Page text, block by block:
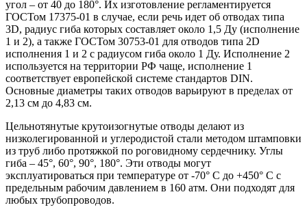
угол – от 40 до 180°. Их изготовление регламентируется
ГОСТом 17375-01 в случае, если речь идет об отводах типа
3D, радиус гиба которых составляет около 1,5 Ду (исполнение
1 и 2), а также ГОСТом 30753-01 для отводов типа 2D
исполнения 1 и 2 с радиусом гиба около 1 Ду. Исполнение 2
используется на территории РФ чаще, исполнение 1
соответствует европейской системе стандартов DIN.
Основные диаметры таких отводов варьируют в пределах от
2,13 см до 4,83 см.
Цельнотянутые крутоизогнутые отводы делают из
низколегированной и углеродистой стали методом штамповки
из труб либо протяжкой по роговидному сердечнику. Углы
гиба – 45°, 60°, 90°, 180°. Эти отводы могут
эксплуатироваться при температуре от -70° C до +450° C с
предельным рабочим давлением в 160 атм. Они подходят для
любых трубопроводов.